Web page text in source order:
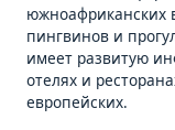
южноафриканских
пингвинов и
имеет развитую
отелях и
европейских.